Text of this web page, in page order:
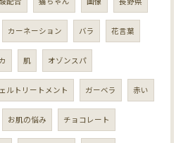
カーネーション バラ 花言葉
肌 オゾンスパ
ルトリートメント ガーベラ 赤い
お肌の悩み チョコレート